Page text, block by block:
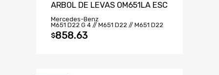
ARBOL DE LEVAS OM651LA ESC
Mercedes-Benz
M651 D22 G 4 // M651 D22 // M651 D22
$858.63